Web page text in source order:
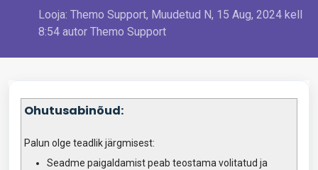
Looja: Themo Support, Muudetud N, 15 Aug, 2024 kell
8:54 autor Themo Support
Ohutusabinõud:
Palun olge teadlik järgmisest:
Seadme paigaldamist peab teostama volitatud ja